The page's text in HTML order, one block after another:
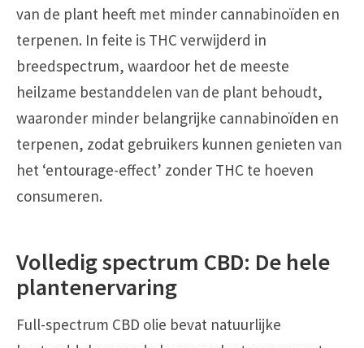
van de plant heeft met minder cannabinoïden en
terpenen. In feite is THC verwijderd in
breedspectrum, waardoor het de meeste
heilzame bestanddelen van de plant behoudt,
waaronder minder belangrijke cannabinoïden en
terpenen, zodat gebruikers kunnen genieten van
het ‘entourage-effect’ zonder THC te hoeven
consumeren.
Volledig spectrum CBD: De hele
plantenervaring
Full-spectrum CBD olie bevat natuurlijke